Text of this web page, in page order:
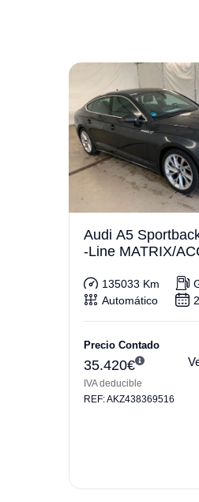
Audi A5
-Line MATRIX/
135033 Km
Automático
Precio Contado
35.420€
IVA deducible
REF: AKZ438369516